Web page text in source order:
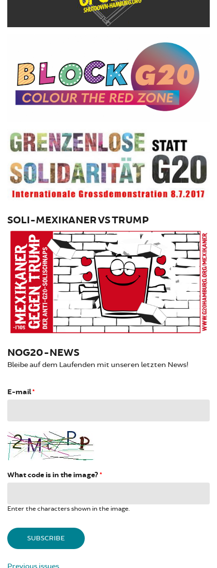
SOLI-MEXIKANER VS TRUMP
NOG20-NEWS
Bleibe auf dem Laufenden mit unseren letzten News!
E-mail*
What code is in the image? *
Enter the characters shown in the image.